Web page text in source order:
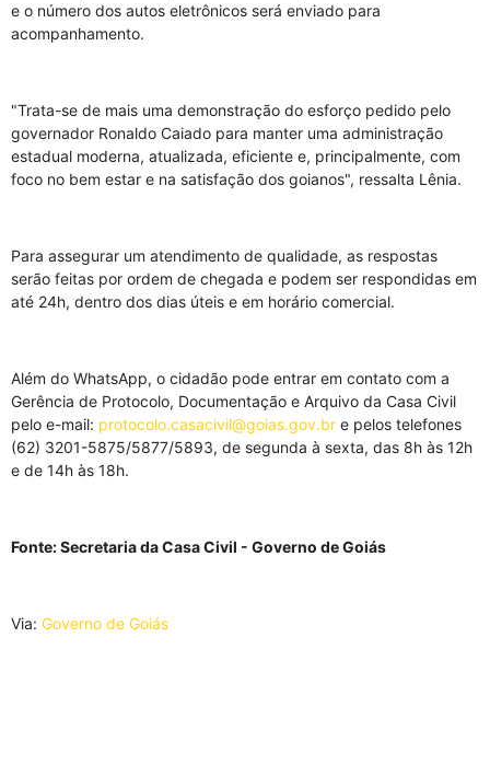
e o número dos autos eletrônicos será enviado para
acompanhamento.
"Trata-se de mais uma demonstração do esforço pedido pelo
governador Ronaldo Caiado para manter uma administração
estadual moderna, atualizada, eficiente e, principalmente, com
foco no bem estar e na satisfação dos goianos", ressalta Lênia.
Para assegurar um atendimento de qualidade, as respostas
serão feitas por ordem de chegada e podem ser respondidas em
até 24h, dentro dos dias úteis e em horário comercial.
Além do WhatsApp, o cidadão pode entrar em contato com a
Gerência de Protocolo, Documentação e Arquivo da Casa Civil
pelo e-mail: protocolo.casacivil@goias.gov.br e pelos telefones
(62) 3201-5875/5877/5893, de segunda à sexta, das 8h às 12h
e de 14h às 18h.
Fonte: Secretaria da Casa Civil - Governo de Goiás
Via: Governo de Goiás